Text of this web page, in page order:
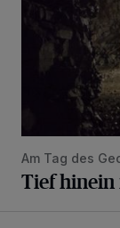
Am Tag des
Tief